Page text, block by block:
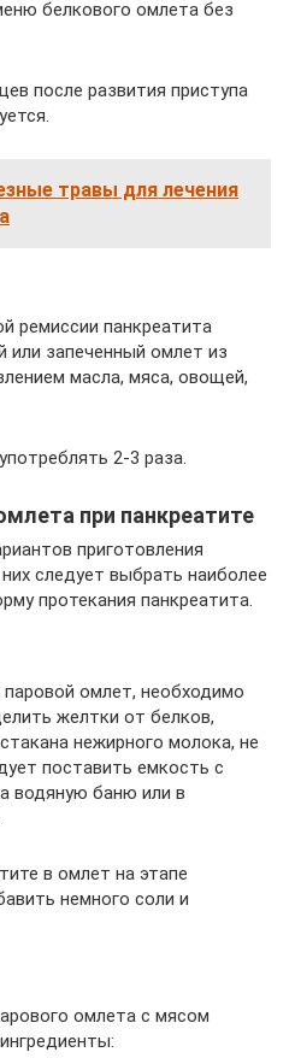
белкового омлета без
после развития приступа
травы для лечения
ремиссии панкреатита
или запеченный омлет из
масла, мяса, овощей,
2-3 раза.
при панкреатите
приготовления
следует выбрать наиболее
протекания панкреатита.
омлет, необходимо
желтки от белков,
нежирного молока, не
поставить емкость с
водяную баню или в
в омлет на этапе
немного соли и
омлета с мясом